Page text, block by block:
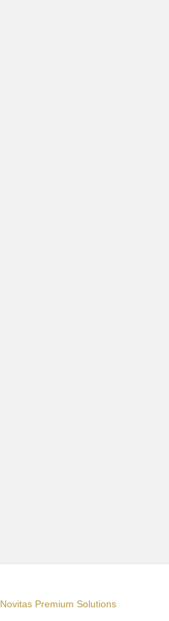
Novitas Premium Solutions